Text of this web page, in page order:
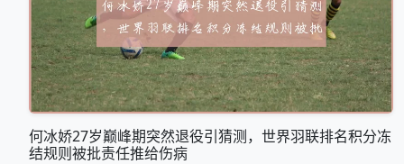
何冰娇27岁巅峰期突然退役引猜测，世界羽联排名积分冻
结规则被批责任推给伤病